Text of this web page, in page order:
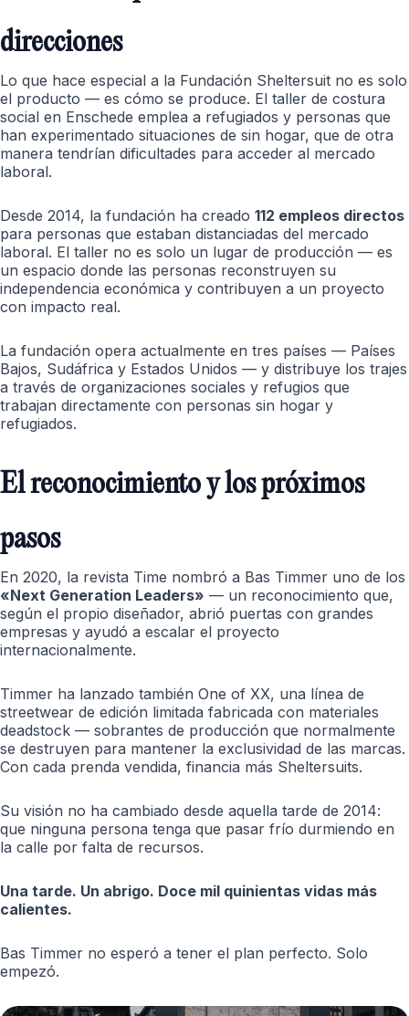
direcciones
Lo que hace especial a la Fundación Sheltersuit no es solo
el producto — es cómo se produce. El taller de costura
social en Enschede emplea a refugiados y personas que
han experimentado situaciones de sin hogar, que de otra
manera tendrían dificultades para acceder al mercado
laboral.
Desde 2014, la fundación ha creado 112 empleos directos
para personas que estaban distanciadas del mercado
laboral. El taller no es solo un lugar de producción — es
un espacio donde las personas reconstruyen su
independencia económica y contribuyen a un proyecto
con impacto real.
La fundación opera actualmente en tres países — Países
Bajos, Sudáfrica y Estados Unidos — y distribuye los trajes
a través de organizaciones sociales y refugios que
trabajan directamente con personas sin hogar y
refugiados.
El reconocimiento y los próximos
pasos
En 2020, la revista Time nombró a Bas Timmer uno de los
«Next Generation Leaders» — un reconocimiento que,
según el propio diseñador, abrió puertas con grandes
empresas y ayudó a escalar el proyecto
internacionalmente.
Timmer ha lanzado también One of XX, una línea de
streetwear de edición limitada fabricada con materiales
deadstock — sobrantes de producción que normalmente
se destruyen para mantener la exclusividad de las marcas.
Con cada prenda vendida, financia más Sheltersuits.
Su visión no ha cambiado desde aquella tarde de 2014:
que ninguna persona tenga que pasar frío durmiendo en
la calle por falta de recursos.
Una tarde. Un abrigo. Doce mil quinientas vidas más
calientes.
Bas Timmer no esperó a tener el plan perfecto. Solo
empezó.